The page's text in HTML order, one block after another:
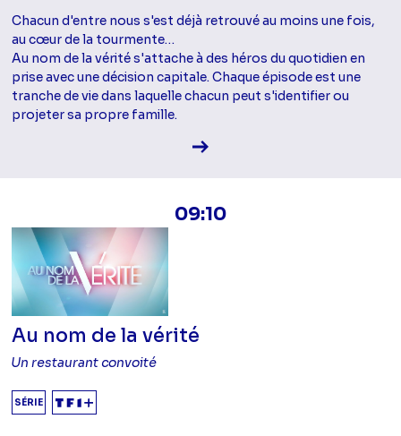
Chacun d'entre nous s'est déjà retrouvé au moins une fois,
au cœur de la tourmente…
Au nom de la vérité s'attache à des héros du quotidien en
prise avec une décision capitale. Chaque épisode est une
tranche de vie dans laquelle chacun peut s'identifier ou
projeter sa propre famille.
Voir la fiche diffusion
09:10
Au nom de la vérité
Un restaurant convoité
SÉRIE